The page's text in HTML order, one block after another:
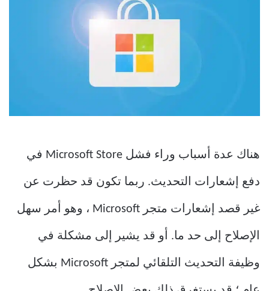
هناك عدة أسباب وراء فشل Microsoft Store في
دفع إشعارات التحديث. ربما تكون قد حظرت عن
غير قصد إشعارات متجر Microsoft ، وهو أمر سهل
الإصلاح إلى حد ما. أو قد يشير إلى مشكلة في
وظيفة التحديث التلقائي لمتجر Microsoft بشكل